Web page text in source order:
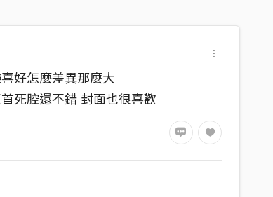
好怎麼差異那麼大
死腔還不錯 封面也很喜歡